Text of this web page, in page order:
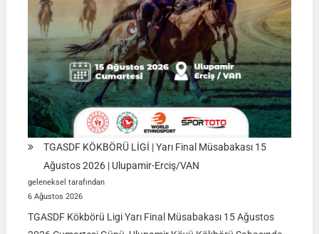
TGASDF KÖKBÖRÜ LİGİ | Yarı Final Müsabakası 15
Ağustos 2026 | Ulupamir-Erciş/VAN
geleneksel tarafından
6 Ağustos 2026
TGASDF Kökbörü Ligi Yarı Final Müsabakası 15 Ağustos